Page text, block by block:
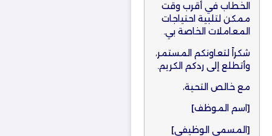
الخطاب في أقرب وقت
ممكن لتلبية احتياجات
المعاملات الخاصة بي.
شكراً لتعاونكم المستمر،
وأتطلع إلى ردكم الكريم.
مع خالص التحية،
[اسم الموظف]
[المسمى الوظيفي]